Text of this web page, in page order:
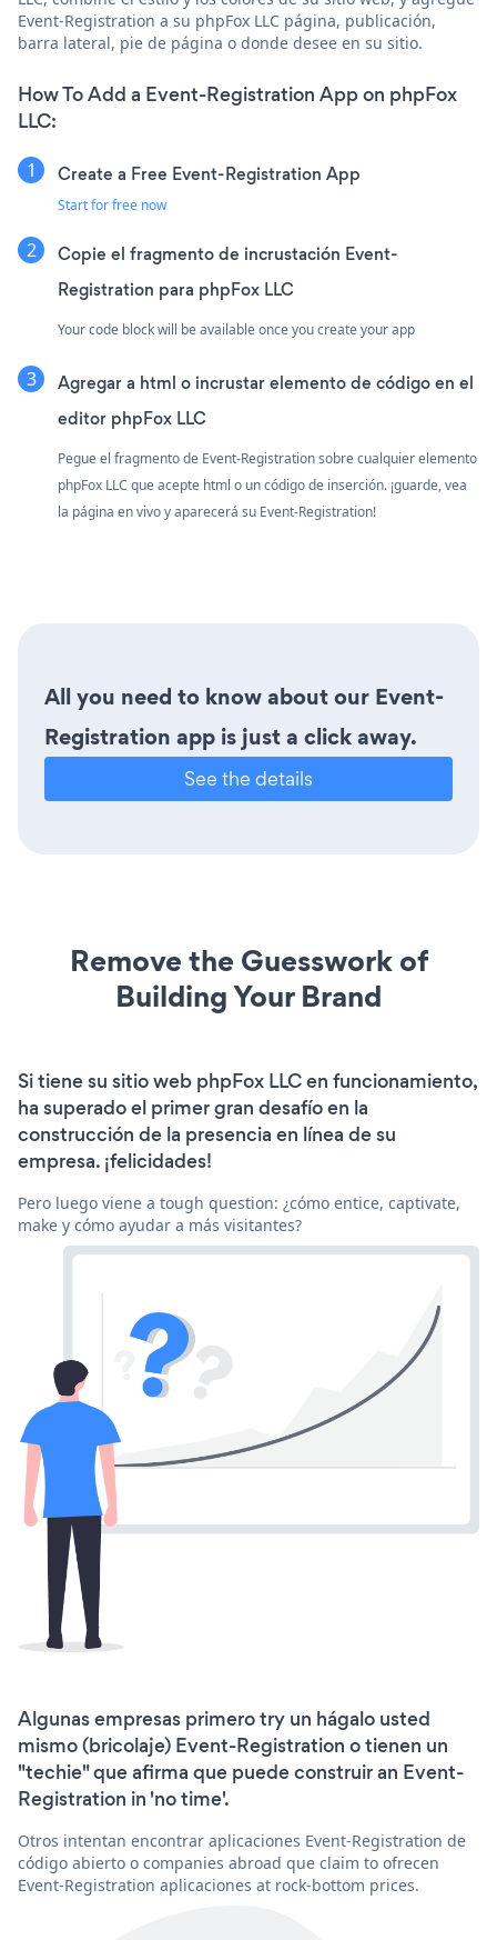
Event-Registration a su phpFox LLC página, publicación,
barra lateral, pie de página o donde desee en su sitio.
How To Add a Event-Registration App on phpFox
LLC:
Create a Free Event-Registration App
Start for free now
Copie el fragmento de incrustación Event-
Registration para phpFox LLC
Your code block will be available once you create your app
Agregar a html o incrustar elemento de código en el
editor phpFox LLC
Pegue el fragmento de Event-Registration sobre cualquier elemento
phpFox LLC que acepte html o un código de inserción. ¡guarde, vea
la página en vivo y aparecerá su Event-Registration!
All you need to know about our Event-
Registration app is just a click away.
See the details
Remove the Guesswork of
Building Your Brand
Si tiene su sitio web phpFox LLC en funcionamiento,
ha superado el primer gran desafío en la
construcción de la presencia en línea de su
empresa. ¡felicidades!
Pero luego viene a tough question: ¿cómo entice, captivate,
make y cómo ayudar a más visitantes?
Algunas empresas primero try un hágalo usted
mismo (bricolaje) Event-Registration o tienen un
"techie" que afirma que puede construir an Event-
Registration in 'no time'.
Otros intentan encontrar aplicaciones Event-Registration de
código abierto o companies abroad que claim to ofrecen
Event-Registration aplicaciones at rock-bottom prices.